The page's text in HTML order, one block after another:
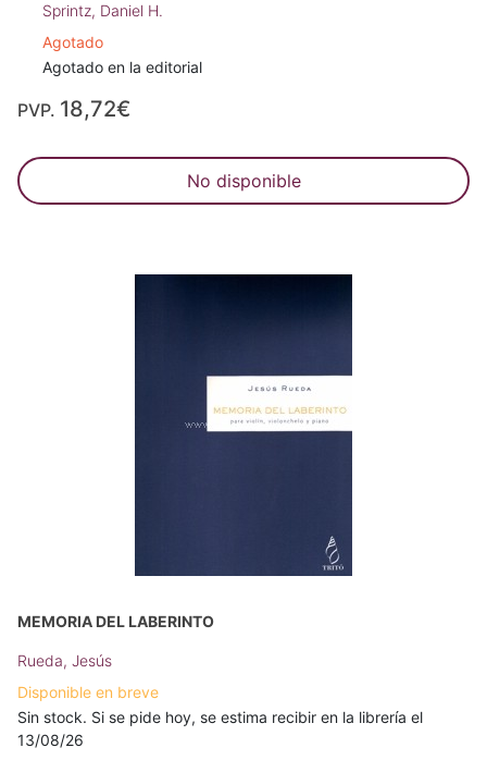
Sprintz, Daniel H.
Agotado
Agotado en la editorial
PVP. 18,72€
No disponible
MEMORIA DEL LABERINTO
Rueda, Jesús
Disponible en breve
Sin stock. Si se pide hoy, se estima recibir en la librería el
13/08/26